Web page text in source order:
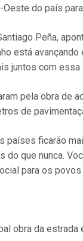
do país
Peña,
está
juntos com essa
pela obra de
de
países ficarão
do que nunca.
para os povos
obra da